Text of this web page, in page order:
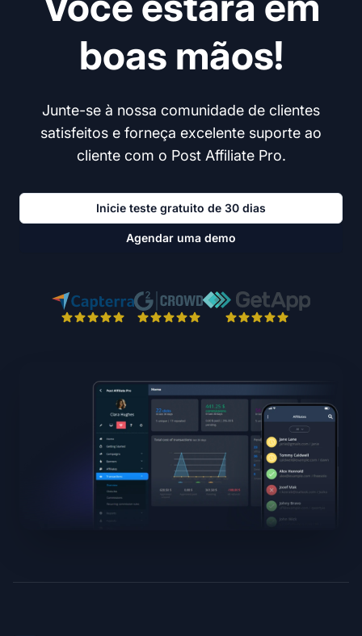
boas mãos!
Junte-se à nossa comunidade de clientes
satisfeitos e forneça excelente suporte ao
cliente com o Post Affiliate Pro.
Inicie teste gratuito de 30 dias
Agendar uma demo